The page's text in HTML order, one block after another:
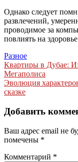
Однако следует
развлечений,
проводимое за
повлиять на
Разное
Навигация
по
записям
Квартиры в Дубае:
Мегаполиса
Эволюция
сказке
Добавить
Ваш адрес email не
помечены *
Комментарий *